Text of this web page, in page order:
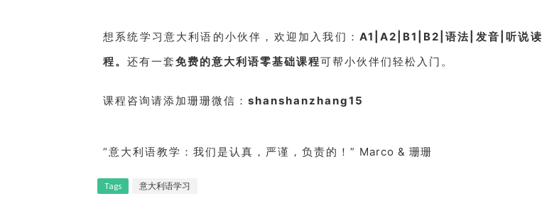
想系统学习意大利语的小伙伴，欢迎加入我们： A1|A2|B1|B2|语法|发音|听说读
程。 还有一套免费的意大利语零基础课程可帮小伙伴们轻松入门。
课程咨询请添加珊珊微信： shanshanzhang15
“意大利语教学：我们是认真，严谨，负责的！” Marco & 珊珊
Tags 意大利语学习